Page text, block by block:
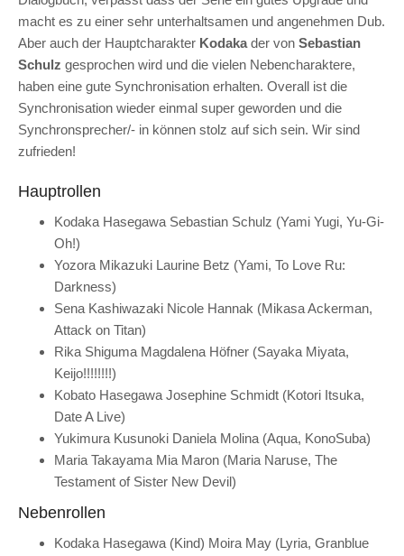
macht es zu einer sehr unterhaltsamen und angenehmen Dub.
Aber auch der Hauptcharakter Kodakader von Sebastian
Schulz gesprochen wird und die vielen Nebencharaktere,
haben eine gute Synchronisation erhalten. Overall ist die
Synchronisation wieder einmal super geworden und die
Synchronsprecher/- in können stolz auf sich sein. Wir sind
zufrieden!
Hauptrollen
Kodaka Hasegawa Sebastian Schulz (Yami Yugi, Yu-Gi-
Oh!)
Yozora Mikazuki Laurine Betz (Yami, To Love Ru:
Darkness)
Sena Kashiwazaki Nicole Hannak (Mikasa Ackerman,
Attack on Titan)
Rika Shiguma Magdalena Höfner (Sayaka Miyata,
Keijo!!!!!!!!)
Kobato Hasegawa Josephine Schmidt (Kotori Itsuka,
Date A Live)
Yukimura Kusunoki Daniela Molina (Aqua, KonoSuba)
Maria Takayama Mia Maron (Maria Naruse, The
Testament of Sister New Devil)
Nebenrollen
Kodaka Hasegawa (Kind) Moira May (Lyria, Granblue